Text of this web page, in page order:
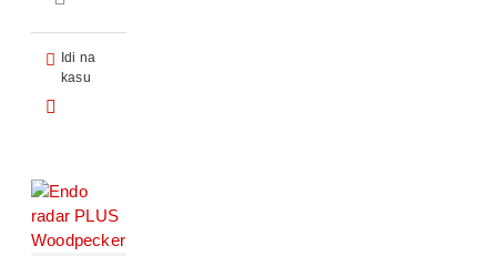
Idi na
kasu